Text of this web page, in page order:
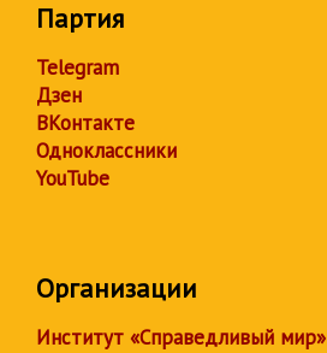
Партия
Telegram
Дзен
ВКонтакте
Одноклассники
YouTube
Организации
Институт «Справедливый мир»